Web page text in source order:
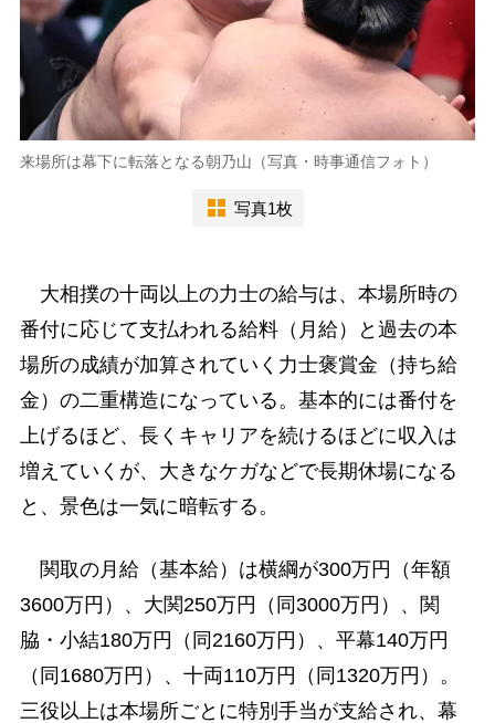
来場所は幕下に転落となる朝乃山（写真・時事通信フォト）
写真1枚
大相撲の十両以上の力士の給与は、本場所時の
番付に応じて支払われる給料（月給）と過去の本
場所の成績が加算されていく力士褒賞金（持ち給
金）の二重構造になっている。基本的には番付を
上げるほど、長くキャリアを続けるほどに収入は
増えていくが、大きなケガなどで長期休場になる
と、景色は一気に暗転する。
関取の月給（基本給）は横綱が300万円（年額
3600万円）、大関250万円（同3000万円）、関
脇・小結180万円（同2160万円）、平幕140万円
（同1680万円）、十両110万円（同1320万円）。
三役以上は本場所ごとに特別手当が支給され、幕